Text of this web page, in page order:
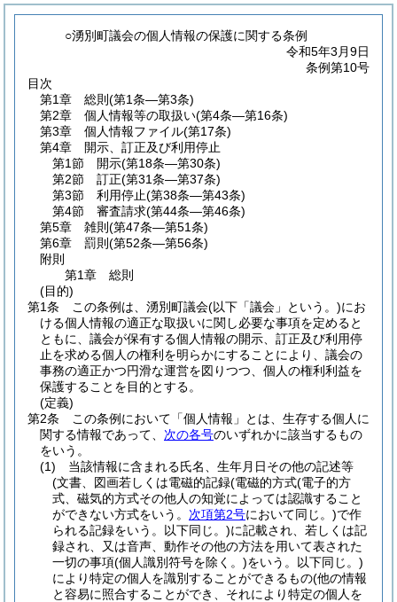
○湧別町議会の個人情報の保護に関する条例
令和5年3月9日
条例第10号
目次
第1章
総則 (第1条―第3条)
第2章
個人情報等の取扱い(第4条―第16条)
第3章
個人情報ファイル(第17条)
第4章
開示、訂正及び利用停止
第1節
開示(第18条―第30条)
第2節
訂正(第31条―第37条)
第3節
利用停止(第38条―第43条)
第4節
審査請求(第44条―第46条)
第5章
雑則 (第47条―第51条)
第6章
罰則 (第52条―第56条)
附則
第1章
総則
(目的)
第1条
この条例は、湧別町議会(以下「議会」という。)にお
ける個人情報の適正な取扱いに関し必要な事項を定めると
ともに、議会が保有する個人情報の開示、訂正及び利用停
止を求める個人の権利を明らかにすることにより、議会の
事務の適正かつ円滑な運営を図りつつ、個人の権利利益を
保護することを目的とする。
(定義)
第2条
この条例において「個人情報」とは、生存する個人に
関する情報であって、 次の各号のいずれかに該当するもの
をいう。
(1)
当該情報に含まれる氏名、生年月日その他の記述等
(文書、図画若しくは電磁的記録(電磁的方式(電子的方
式、磁気的方式その他人の知覚によっては認識すること
ができない方式をいう。 次項第2号において同じ。)で作
られる記録をいう。以下同じ。)に記載され、若しくは記
録され、又は音声、動作その他の方法を用いて表された
一切の事項(個人識別符号を除く。)をいう。以下同じ。)
により特定の個人を識別することができるもの(他の情報
と容易に照合することができ、それにより特定の個人を